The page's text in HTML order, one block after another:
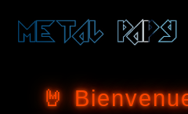
Accéder au
🤘